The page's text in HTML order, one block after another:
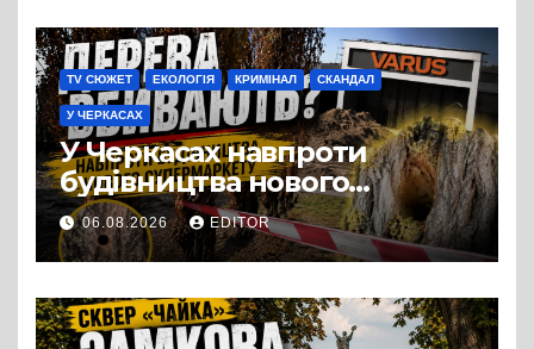
TV СЮЖЕТ ЕКОЛОГІЯ КРИМІНАЛ СКАНДАЛ
У ЧЕРКАСАХ
У Черкасах навпроти
будівництва нового
супермаркету VARUS на
проспекті Перемоги всохли
дерева. І це навряд чи
можна назвати
випадковістю
06.08.2026 EDITOR